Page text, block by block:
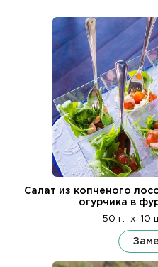
Салат из копченого
огурчика в
50 г. x 10